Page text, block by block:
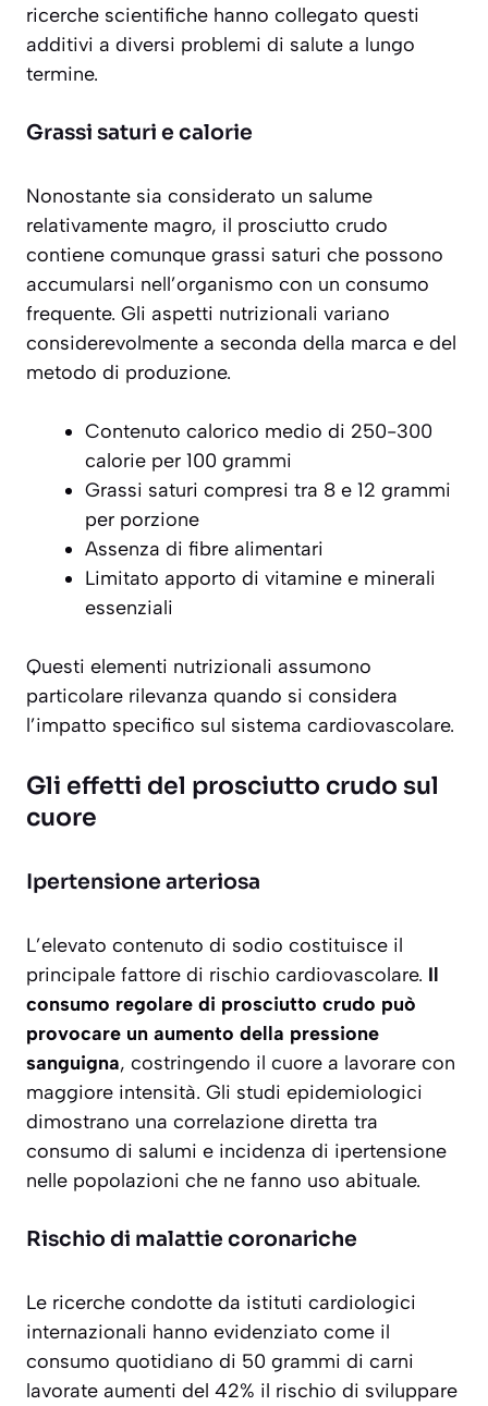
ricerche scientifiche hanno collegato questi
additivi a diversi problemi di salute a lungo
termine.
Grassi saturi e calorie
Nonostante sia considerato un salume
relativamente magro, il prosciutto crudo
contiene comunque grassi saturi che possono
accumularsi nell’organismo con un consumo
frequente. Gli aspetti nutrizionali variano
considerevolmente a seconda della marca e del
metodo di produzione.
Contenuto calorico medio di 250-300
calorie per 100 grammi
Grassi saturi compresi tra 8 e 12 grammi
per porzione
Assenza di fibre alimentari
Limitato apporto di vitamine e minerali
essenziali
Questi elementi nutrizionali assumono
particolare rilevanza quando si considera
l’impatto specifico sul sistema cardiovascolare.
Gli effetti del prosciutto crudo sul
cuore
Ipertensione arteriosa
L’elevato contenuto di sodio costituisce il
principale fattore di rischio cardiovascolare. Il
consumo regolare di prosciutto crudo può
provocare un aumento della pressione
sanguigna, costringendo il cuore a lavorare con
maggiore intensità. Gli studi epidemiologici
dimostrano una correlazione diretta tra
consumo di salumi e incidenza di ipertensione
nelle popolazioni che ne fanno uso abituale.
Rischio di malattie coronariche
Le ricerche condotte da istituti cardiologici
internazionali hanno evidenziato come il
consumo quotidiano di 50 grammi di carni
lavorate aumenti del 42% il rischio di sviluppare